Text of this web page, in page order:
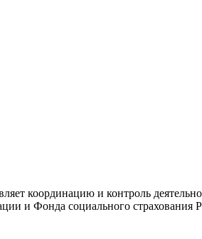
координацию и контроль
и Фонда социального страхования